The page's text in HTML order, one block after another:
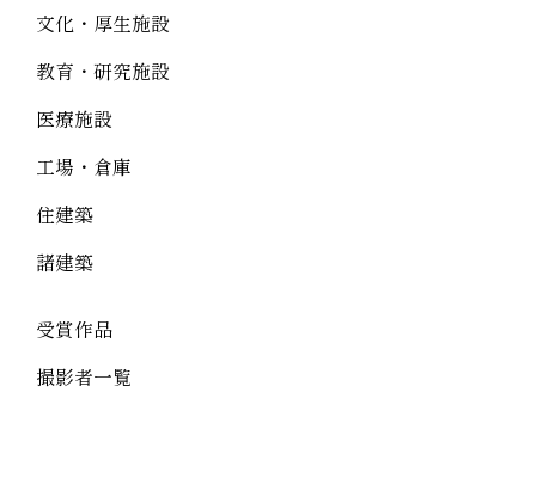
文化・厚生施設
教育・研究施設
医療施設
工場・倉庫
住建築
諸建築
受賞作品
撮影者一覧